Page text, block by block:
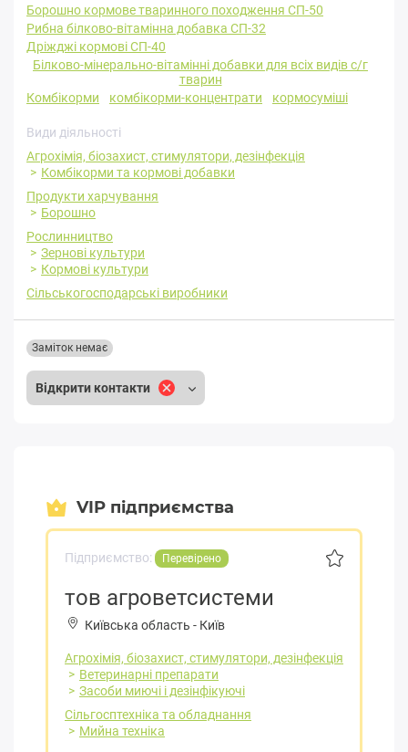
Борошно кормове тваринного походження СП-50
Рибна білково-вітамінна добавка СП-32
Дріжджі кормові СП-40
Білково-мінерально-вітамінні добавки для всіх видів с/г
тварин
Комбікорми
комбікорми-концентрати кормосуміші
Види діяльності
Агрохімія, біозахист, стимулятори, дезінфекція
Комбікорми та кормові добавки
Продукти харчування
Борошно
Рослинництво
Зернові культури
Кормові культури
Сільськогосподарські виробники
Відкрити контакти
Заміток немає
VIP підприємства
Підприємство: Перевірено
тов агроветсистеми
Київська область - Київ
Агрохімія, біозахист, стимулятори, дезінфекція
Ветеринарні препарати
Засоби миючі і дезінфікуючі
Сільгосптехніка та обладнання
Мийна техніка